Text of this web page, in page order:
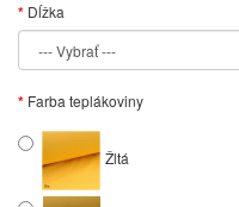
Dĺžka
Farba teplákoviny
Žltá